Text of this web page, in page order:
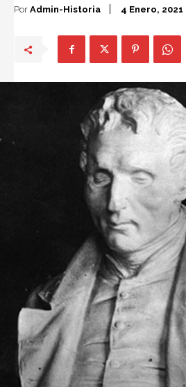
Por Admin-Historia 4 Enero, 2021